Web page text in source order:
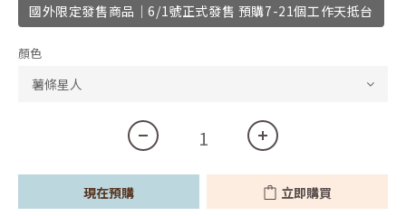
國外限定發售商品｜6/1號正式發售 預購7-21個工作天抵台
顏色
現在預購 立即購買